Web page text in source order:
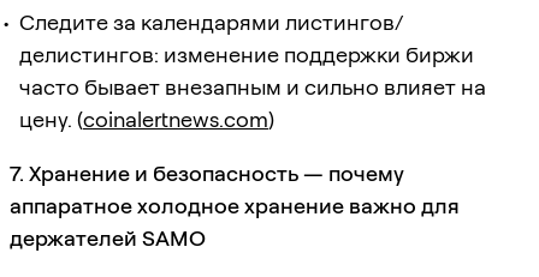
Следите за календарями листингов/
делистингов: изменение поддержки биржи
часто бывает внезапным и сильно влияет на
цену. (coinalertnews.com)
7. Хранение и безопасность — почему
аппаратное холодное хранение важно для
держателей SAMO